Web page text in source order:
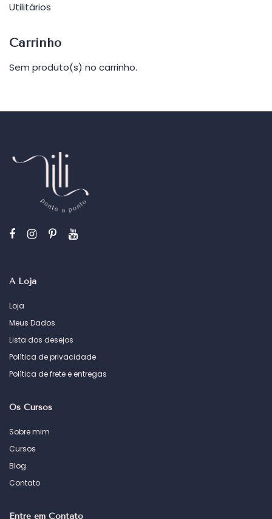
Utilitários
Carrinho
Sem produto(s) no carrinho.
A Loja
Loja
Meus Dados
Lista dos desejos
Política de privacidade
Política de frete e entregas
Os Cursos
Sobre mim
Cursos
Blog
Contato
Entre em Contato